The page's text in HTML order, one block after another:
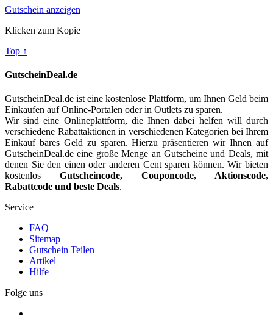
Gutschein anzeigen
Klicken zum Kopie
Top ↑
GutscheinDeal.de
GutscheinDeal.de ist eine kostenlose Plattform, um Ihnen Geld beim
Einkaufen auf Online-Portalen oder in Outlets zu sparen.
Wir sind eine Onlineplattform, die Ihnen dabei helfen will durch
verschiedene Rabattaktionen in verschiedenen Kategorien bei Ihrem
Einkauf bares Geld zu sparen. Hierzu präsentieren wir Ihnen auf
GutscheinDeal.de eine große Menge an Gutscheine und Deals, mit
denen Sie den einen oder anderen Cent sparen können. Wir bieten
kostenlos Gutscheincode, Couponcode, Aktionscode,
Rabattcode und beste Deals.
Service
FAQ
Sitemap
Gutschein Teilen
Artikel
Hilfe
Folge uns